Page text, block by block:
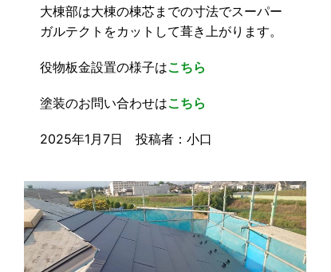
大棟部は大棟の棟芯までの寸法でスーパー
ガルテクトをカットして葺き上がります。
役物板金設置の様子はこちら
塗装のお問い合わせはこちら
2025年1月7日 投稿者：小口